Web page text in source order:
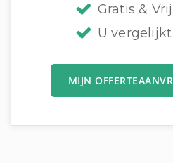
Gratis &
U
MIJN